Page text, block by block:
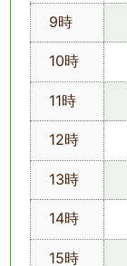
9時
10時
11時
12時
13時
14時
15時